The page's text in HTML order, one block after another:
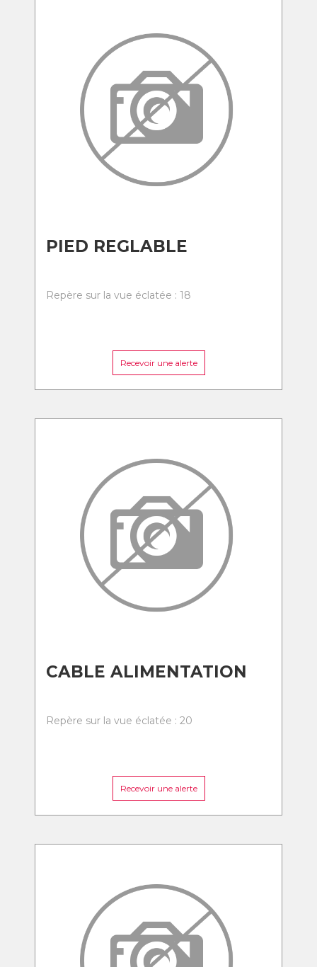
PIED REGLABLE
Repère sur la vue éclatée : 18
Recevoir une alerte
CABLE ALIMENTATION
Repère sur la vue éclatée : 20
Recevoir une alerte